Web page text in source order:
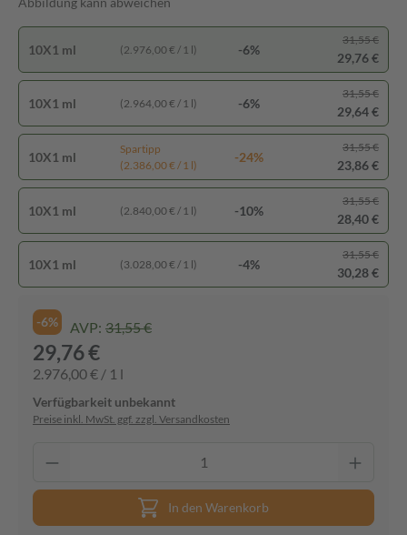
10X1 ml (2.976,00 € / 1 l) -6%
31,55 €
29,76 €
10X1 ml (2.964,00 € / 1 l) -6%
31,55 €
29,64 €
10X1 ml
Spartipp
(2.386,00 € / 1 l)
-24%
31,55 €
23,86 €
10X1 ml (2.840,00 € / 1 l) -10%
31,55 €
28,40 €
10X1 ml (3.028,00 € / 1 l) -4%
31,55 €
30,28 €
-6% AVP: 31,55 €
29,76 €
2.976,00 € / 1 l
Verfügbarkeit unbekannt
Preise inkl. MwSt. ggf. zzgl. Versandkosten
In den Warenkorb